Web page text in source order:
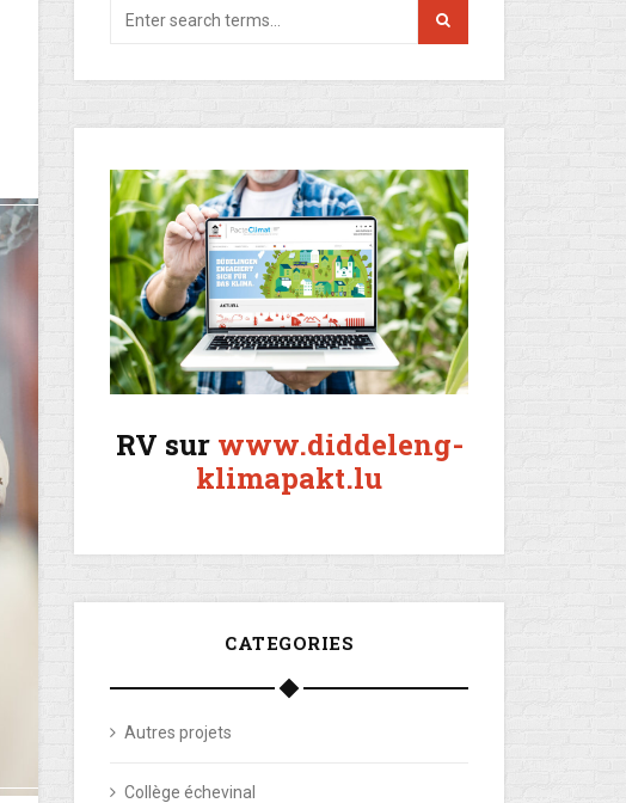
RV sur www.diddeleng-
klimapakt.lu
CATEGORIES
Autres projets
Collège échevinal